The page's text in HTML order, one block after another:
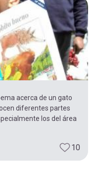
acerca de un gato
diferentes partes
los del área
10